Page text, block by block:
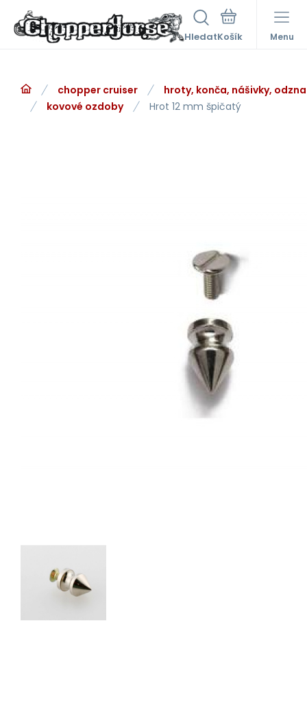
Hledat Menu
chopper cruiser
hroty, konča, nášivky,
kovové ozdoby
Hrot 12 mm špičatý